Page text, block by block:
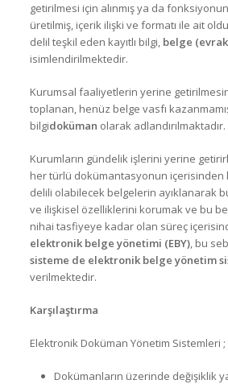
getirilmesi için alınmış ya da
üretilmiş, içerik ilişki ve formatı ile ait
delil teşkil eden kayıtlı bilgi, belge
isimlendirilmektedir.
Kurumsal faaliyetlerin yerine
toplanan, henüz belge vasfı
bilgidoküman olarak adlandırılmaktadır.
Kurumların gündelik işlerini yerine
her türlü dokümantasyonun
delili olabilecek belgelerin ayıklanarak
ve ilişkisel özelliklerini korumak ve bu
nihai tasfiyeye kadar olan süreç
elektronik belge yönetimi (EBY), bu
sisteme de elektronik belge yönetim
verilmektedir.
Karşılaştırma
Elektronik Doküman Yönetim Sistemleri ;
Dokümanların üzerinde değişiklik